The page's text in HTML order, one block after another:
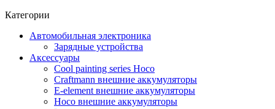
Категории
Автомобильная электроника
Зарядные устройства
Аксессуары
Cool painting series Hoco
Craftmann внешние аккумуляторы
E-element внешние аккумуляторы
Hoco внешние аккумуляторы